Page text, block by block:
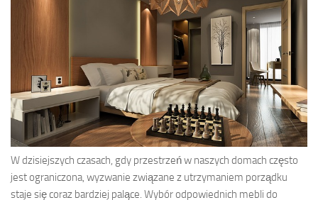
W dzisiejszych czasach, gdy przestrzeń w naszych domach często
jest ograniczona, wyzwanie związane z utrzymaniem porządku
staje się coraz bardziej palące. Wybór odpowiednich mebli do